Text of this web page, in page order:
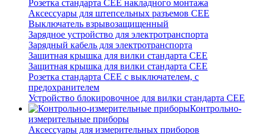
Розетка стандарта СЕЕ накладного монтажа
Аксессуары для штепсельных разъемов CEE
Выключатель взрывозащищенный
Зарядное устройство для электротранспорта
Зарядный кабель для электротранспорта
Защитная крышка для вилки стандарта CEE
Защитная крышка для вилки стандарта CEE
Розетка стандарта СЕЕ с выключателем, с
предохранителем
Устройство блокировочное для вилки стандарта CEE
Контрольно-
измерительные приборы
Аксессуары для измерительных приборов